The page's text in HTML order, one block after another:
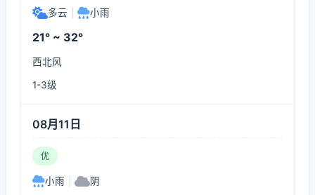
多云 小雨
21° ~ 32°
西北风
1-3级
08月11日
优
小雨 阴